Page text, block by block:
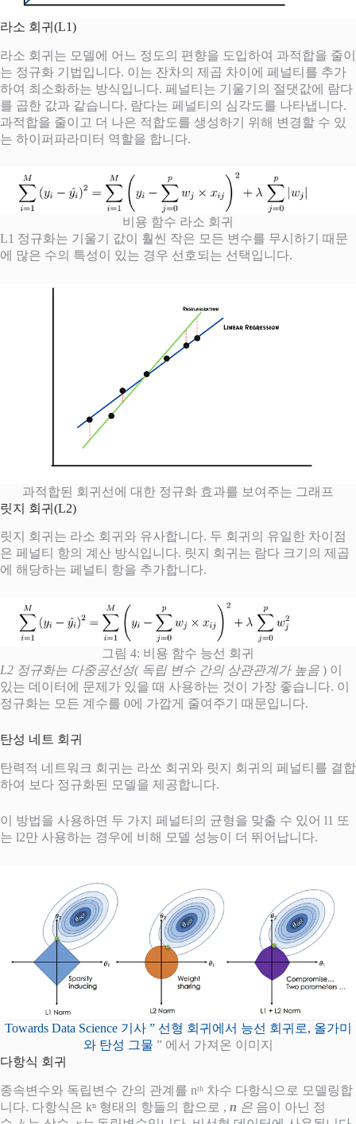
라소 회귀(L1)
라소 회귀는 모델에 어느 정도의 편향을 도입하여 과적합을 줄이
는 정규화 기법입니다. 이는 잔차의 제곱 차이에 페널티를 추가
하여 최소화하는 방식입니다. 페널티는 기울기의 절댓값에 람다
를 곱한 값과 같습니다. 람다는 페널티의 심각도를 나타냅니다.
과적합을 줄이고 더 나은 적합도를 생성하기 위해 변경할 수 있
는 하이퍼파라미터 역할을 합니다.
비용 함수 라소 회귀
L1 정규화는 기울기 값이 훨씬 작은 모든 변수를 무시하기 때문
에 많은 수의 특성이 있는 경우 선호되는 선택입니다.
과적합된 회귀선에 대한 정규화 효과를 보여주는 그래프
릿지 회귀(L2)
릿지 회귀는 라소 회귀와 유사합니다. 두 회귀의 유일한 차이점
은 페널티 항의 계산 방식입니다. 릿지 회귀는 람다 크기의 제곱
에 해당하는 페널티 항을 추가합니다.
그림 4: 비용 함수 능선 회귀
L2 정규화는 다중공선성( 독립 변수 간의 상관관계가 높음 ) 이
있는 데이터에 문제가 있을 때 사용하는 것이 가장 좋습니다. 이
정규화는 모든 계수를 0에 가깝게 줄여주기 때문입니다.
탄성 네트 회귀
탄력적 네트워크 회귀는 라쏘 회귀와 릿지 회귀의 페널티를 결합
하여 보다 정규화된 모델을 제공합니다.
이 방법을 사용하면 두 가지 페널티의 균형을 맞출 수 있어 l1 또
는 l2만 사용하는 경우에 비해 모델 성능이 더 뛰어납니다.
Towards Data Science 기사 ” 선형 회귀에서 능선 회귀로, 올가미
와 탄성 그물 ” 에서 가져온 이미지
다항식 회귀
종속변수와 독립변수 간의 관계를 nᵗʰ 차수 다항식으로 모델링합
니다. 다항식은 kⁿ 형태의 항들의 합으로 , n 은 음이 아닌 정